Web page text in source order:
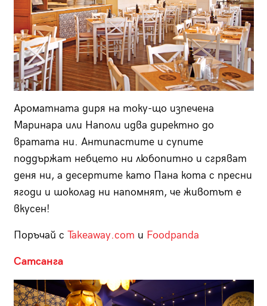
Ароматната диря на току-що изпечена
Маринара или Наполи идва директно до
вратата ни. Антипастите и супите
поддържат небцето ни любопитно и сгряват
деня ни, а десертите като Пана кота с пресни
ягоди и шоколад ни напомнят, че животът е
вкусен!
Поръчай с Takeaway.com и Foodpanda
Сатсанга